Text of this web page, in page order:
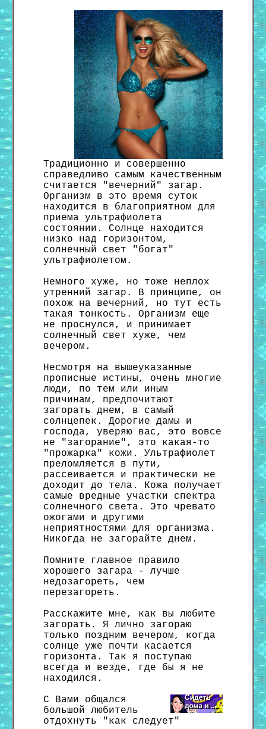
Традиционно и совершенно
справедливо самым качественным
считается "вечерний" загар.
Организм в это время суток
находится в благоприятном для
приема ультрафиолета
состоянии. Солнце находится
низко над горизонтом,
солнечный свет "богат"
ультрафиолетом.
Немного хуже, но тоже неплох
утренний загар. В принципе, он
похож на вечерний, но тут есть
такая тонкость. Организм еще
не проснулся, и принимает
солнечный свет хуже, чем
вечером.
Несмотря на вышеуказанные
прописные истины, очень многие
люди, по тем или иным
причинам, предпочитают
загорать днем, в самый
солнцепек. Дорогие дамы и
господа, уверяю вас, это вовсе
не "загорание", это какая-то
"прожарка" кожи. Ультрафиолет
преломляется в пути,
рассеивается и практически не
доходит до тела. Кожа получает
самые вредные участки спектра
солнечного света. Это чревато
ожогами и другими
неприятностями для организма.
Никогда не загорайте днем.
Помните главное правило
хорошего загара - лучше
недозагореть, чем
перезагореть.
Расскажите мне, как вы любите
загорать. Я лично загораю
только поздним вечером, когда
солнце уже почти касается
горизонта. Так я поступаю
всегда и везде, где бы я не
находился.
С Вами общался
большой любитель
отдохнуть "как следует"